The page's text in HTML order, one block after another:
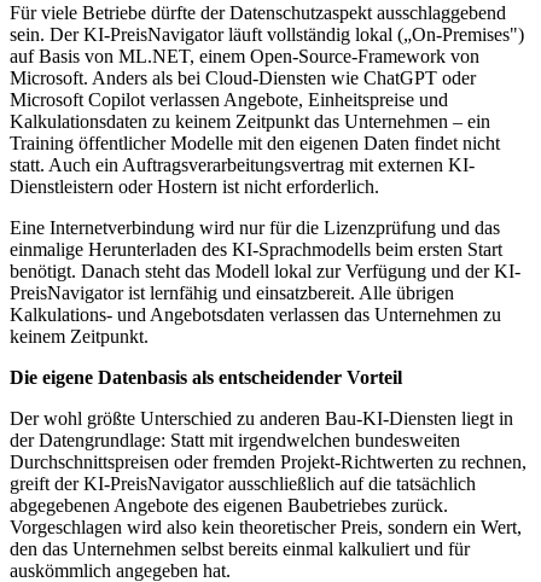
Für viele Betriebe dürfte der Datenschutzaspekt ausschlaggebend
sein. Der KI-PreisNavigator läuft vollständig lokal („On-Premises")
auf Basis von ML.NET, einem Open-Source-Framework von
Microsoft. Anders als bei Cloud-Diensten wie ChatGPT oder
Microsoft Copilot verlassen Angebote, Einheitspreise und
Kalkulationsdaten zu keinem Zeitpunkt das Unternehmen – ein
Training öffentlicher Modelle mit den eigenen Daten findet nicht
statt. Auch ein Auftragsverarbeitungsvertrag mit externen KI-
Dienstleistern oder Hostern ist nicht erforderlich.
Eine Internetverbindung wird nur für die Lizenzprüfung und das
einmalige Herunterladen des KI-Sprachmodells beim ersten Start
benötigt. Danach steht das Modell lokal zur Verfügung und der KI-
PreisNavigator ist lernfähig und einsatzbereit. Alle übrigen
Kalkulations- und Angebotsdaten verlassen das Unternehmen zu
keinem Zeitpunkt.
Die eigene Datenbasis als entscheidender Vorteil
Der wohl größte Unterschied zu anderen Bau-KI-Diensten liegt in
der Datengrundlage: Statt mit irgendwelchen bundesweiten
Durchschnittspreisen oder fremden Projekt-Richtwerten zu rechnen,
greift der KI-PreisNavigator ausschließlich auf die tatsächlich
abgegebenen Angebote des eigenen Baubetriebes zurück.
Vorgeschlagen wird also kein theoretischer Preis, sondern ein Wert,
den das Unternehmen selbst bereits einmal kalkuliert und für
auskömmlich angegeben hat.